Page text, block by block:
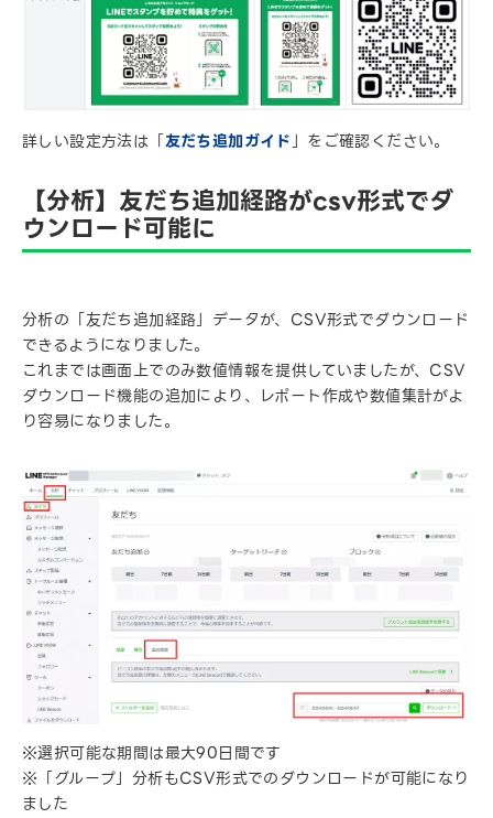
詳しい設定方法は「友だち追加ガイド」をご確認ください。
【分析】友だち追加経路がcsv形式でダ
ウンロード可能に
分析の「友だち追加経路」データが、CSV形式でダウンロード
できるようになりました。
これまでは画面上でのみ数値情報を提供していましたが、CSV
ダウンロード機能の追加により、レポート作成や数値集計がよ
り容易になりました。
※選択可能な期間は最大90日間です
※「グループ」分析もCSV形式でのダウンロードが可能になり
ました